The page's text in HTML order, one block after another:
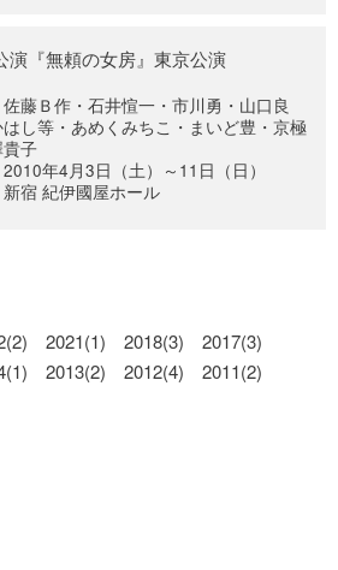
演『無頼の女房』東京公演
佐藤Ｂ作・石井愃一・市川勇・山口良
し等・あめくみちこ・まいど豊・京極
子
2010年4月3日（土）～11日（日）
新宿 紀伊國屋ホール
2021(1) 2018(3)
2017(3)
2013(2) 2012(4)
2011(2)